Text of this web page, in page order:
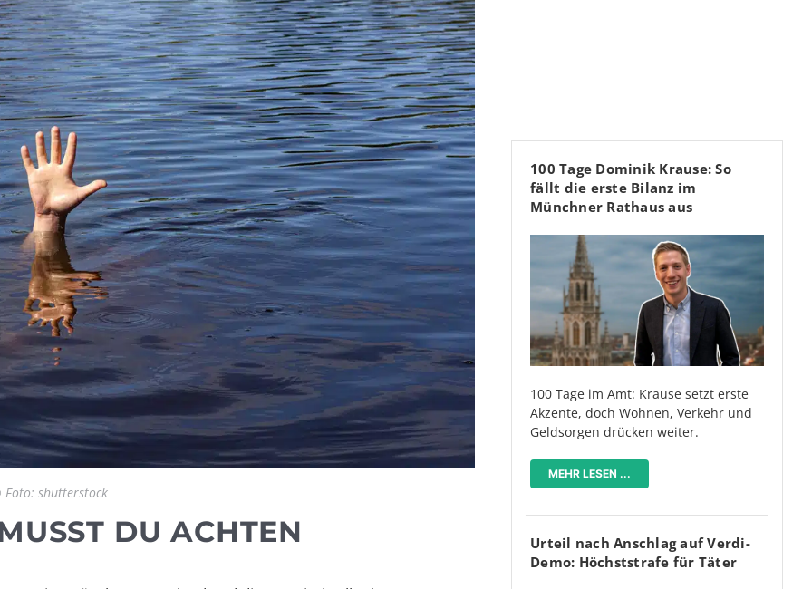
shutterstock
DU ACHTEN
100 Tage Dominik Krause: So
fällt die erste Bilanz im
Münchner Rathaus aus
100 Tage im Amt: Krause setzt erste
Akzente, doch Wohnen, Verkehr und
Geldsorgen drücken weiter.
MEHR LESEN ...
Urteil nach Anschlag auf Verdi-
Demo: Höchststrafe für Täter